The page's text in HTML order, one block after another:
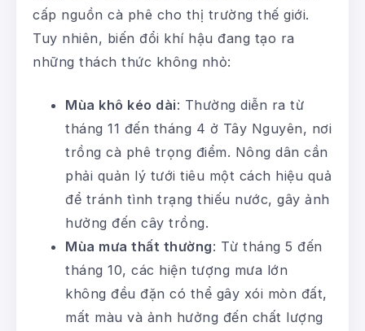
cấp nguồn cà phê cho thị trường thế giới.
Tuy nhiên, biến đổi khí hậu đang tạo ra
những thách thức không nhỏ:
Mùa khô kéo dài: Thường diễn ra từ
tháng 11 đến tháng 4 ở Tây Nguyên, nơi
trồng cà phê trọng điểm. Nông dân cần
phải quản lý tưới tiêu một cách hiệu quả
để tránh tình trạng thiếu nước, gây ảnh
hưởng đến cây trồng.
Mùa mưa thất thường: Từ tháng 5 đến
tháng 10, các hiện tượng mưa lớn
không đều đặn có thể gây xói mòn đất,
mất màu và ảnh hưởng đến chất lượng